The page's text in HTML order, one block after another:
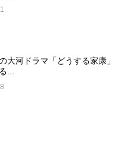
大河ドラマ「どうする家康」
...